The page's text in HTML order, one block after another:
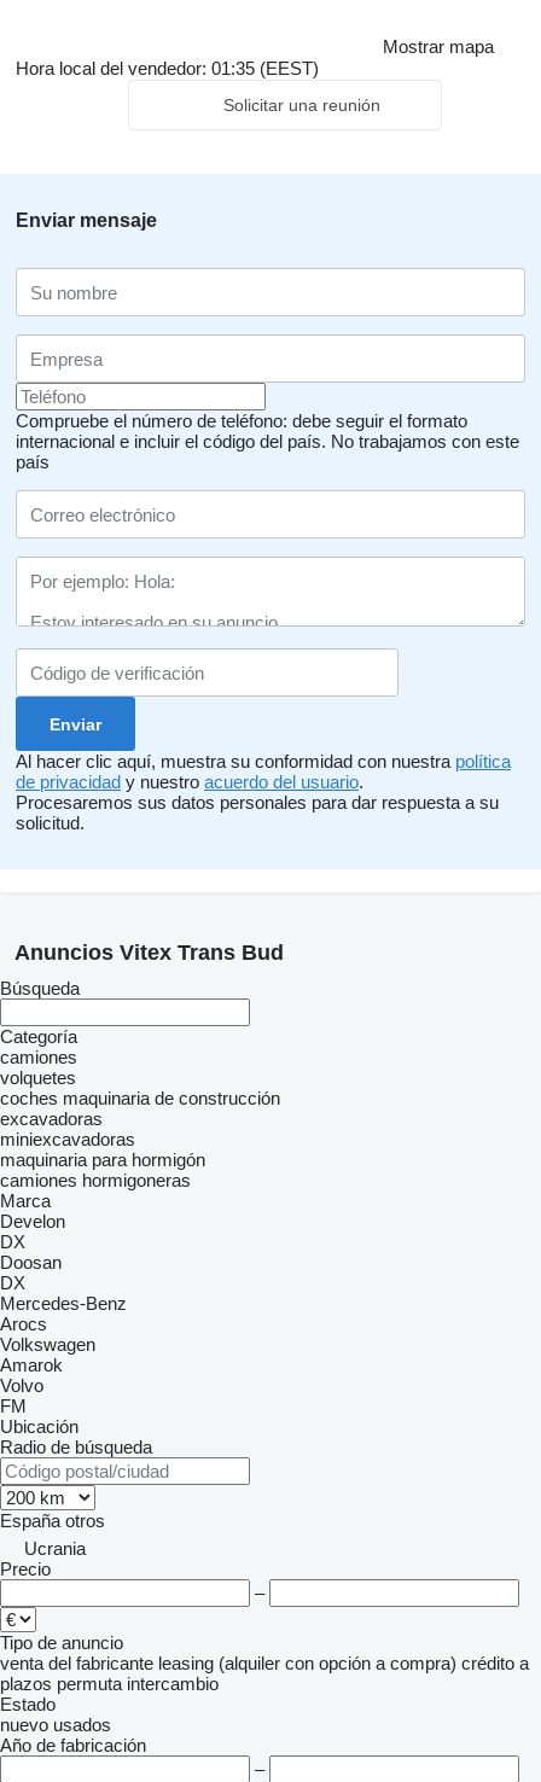
Mostrar mapa
Hora local del vendedor: 01:35 (EEST)
Solicitar una reunión
Enviar mensaje
Compruebe el número de teléfono: debe seguir el formato
internacional e incluir el código del país. No trabajamos con este
país
Al hacer clic aquí, muestra su conformidad con nuestra política
de privacidad y nuestro acuerdo del usuario.
Procesaremos sus datos personales para dar respuesta a su
solicitud.
Anuncios Vitex Trans Bud
Búsqueda
Categoría
camiones
volquetes
coches maquinaria de construcción
excavadoras
miniexcavadoras
maquinaria para hormigón
camiones hormigoneras
Marca
Develon
DX
Doosan
DX
Mercedes-Benz
Arocs
Volkswagen
Amarok
Volvo
FM
Ubicación
Radio de búsqueda
España otros
Ucrania
Precio
–
Tipo de anuncio
venta del fabricante leasing (alquiler con opción a compra) crédito a
plazos permuta intercambio
Estado
nuevo usados
Año de fabricación
–